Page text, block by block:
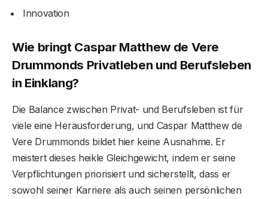
Innovation
Wie bringt Caspar Matthew de Vere
Drummonds Privatleben und Berufsleben
in Einklang?
Die Balance zwischen Privat- und Berufsleben ist für
viele eine Herausforderung, und Caspar Matthew de
Vere Drummonds bildet hier keine Ausnahme. Er
meistert dieses heikle Gleichgewicht, indem er seine
Verpflichtungen priorisiert und sicherstellt, dass er
sowohl seiner Karriere als auch seinen persönlichen